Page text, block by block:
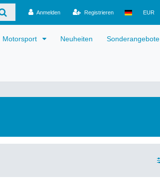
Anmelden Registrieren EUR
Motorsport Neuheiten Sonderangebote